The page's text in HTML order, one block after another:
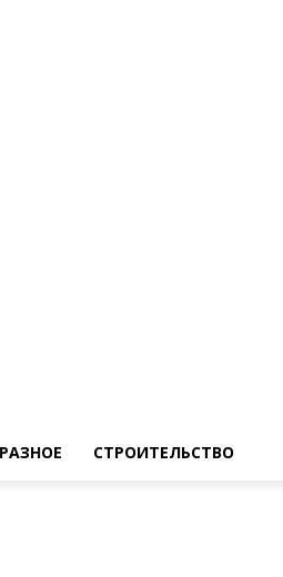
РАЗНОЕ СТРОИТЕЛЬСТВО